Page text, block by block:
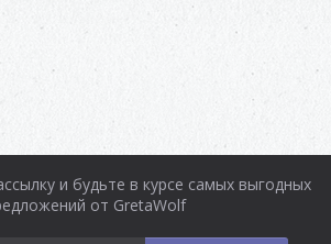
и будьте в курсе самых выгодных
от GretaWolf